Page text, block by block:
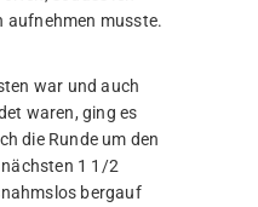
aufnehmen musste.
war und auch
waren, ging es
die Runde um den
1 1/2
bergauf